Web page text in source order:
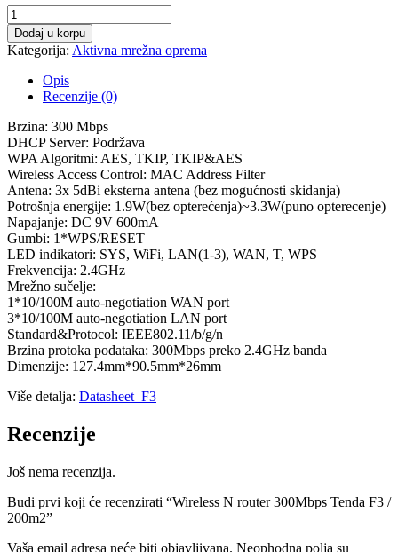
Wireless
N
router
300Mbps
Tenda
200m2
količina
Dodaj u korpu
Kategorija: Aktivna mrežna oprema
Opis
Recenzije (0)
Brzina: 300 Mbps
DHCP Server: Podržava
WPA Algoritmi: AES, TKIP, TKIP&AES
Wireless Access Control: MAC Address Filter
Antena: 3x 5dBi eksterna antena (bez mogućnosti skidanja)
Potrošnja energije: 1.9W(bez opterećenja)~3.3W(puno opterecenje)
Napajanje: DC 9V 600mA
Gumbi: 1*WPS/RESET
LED indikatori: SYS, WiFi, LAN(1-3), WAN, T, WPS
Frekvencija: 2.4GHz
Mrežno sučelje:
1*10/100M auto-negotiation WAN port
3*10/100M auto-negotiation LAN port
Standard&Protocol: IEEE802.11/b/g/n
Brzina protoka podataka: 300Mbps preko 2.4GHz banda
Dimenzije: 127.4mm*90.5mm*26mm
Više detalja: Datasheet_F3
Recenzije
Još nema recenzija.
Budi prvi koji će recenzirati “Wireless N router 300Mbps Tenda F3 /
200m2”
Vaša email adresa neće biti objavljivana. Neophodna polja su